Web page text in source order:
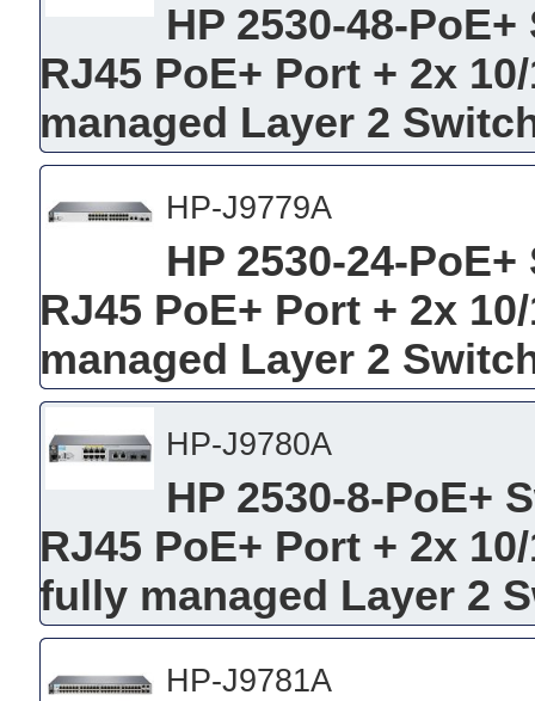
HP 2530-48-
RJ45 PoE+ Port + 2x
managed Layer 2
HP-J9779A
HP 2530-24-
RJ45 PoE+ Port + 2x
managed Layer 2
HP-J9780A
HP 2530-8-PoE+
RJ45 PoE+ Port + 2x
fully managed Layer 2
HP-J9781A